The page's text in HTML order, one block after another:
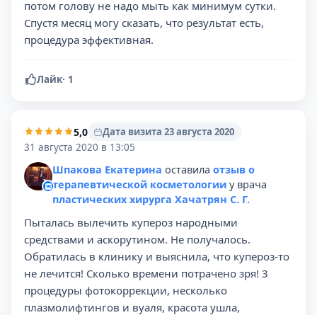
потом голову не надо мыть как минимум сутки.
Спустя месяц могу сказать, что результат есть,
процедура эффективная.
Лайк· 1
5,0
Дата визита 23 августа 2020
31 августа 2020 в 13:05
Шпакова Екатерина оставила отзыв о
терапевтической косметологии у врача
пластических хирурга Хачатрян С. Г.
Пыталась вылечить купероз народными
средствами и аскорутином. Не получалось.
Обратилась в клинику и выяснила, что купероз-то
не лечится! Сколько времени потрачено зря! 3
процедуры фотокоррекции, несколько
плазмолифтингов и вуаля, красота ушла,